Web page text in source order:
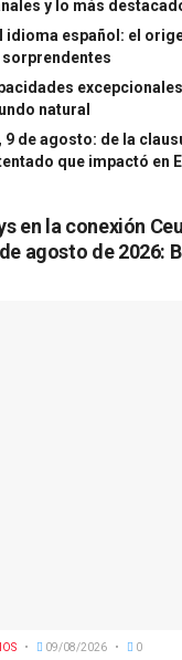
y lo más
español: el
natural
9 de agosto: de la
que impactó en
en la conexión
agosto de 2026:
09/08/2026 0